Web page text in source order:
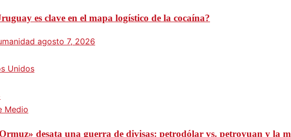
es clave en el mapa logístico de la cocaína?
agosto 7, 2026
Unidos
Medio
desata una guerra de divisas: petrodólar vs. petroyuan y la